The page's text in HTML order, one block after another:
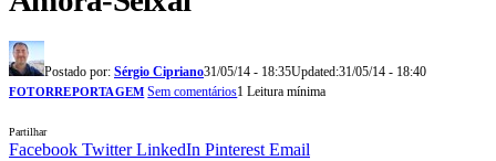
Postado por: Sérgio Cipriano31/05/14 - 18:35Updated:31/05/14 - 18:40
FOTORREPORTAGEM Sem comentários1 Leitura mínima
Partilhar
Facebook Twitter LinkedIn Pinterest Email